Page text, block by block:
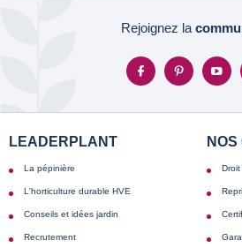
Rejoignez la
LEADERPLANT
La pépinière
L'horticulture durable HVE
Conseils et idées jardin
Recrutement